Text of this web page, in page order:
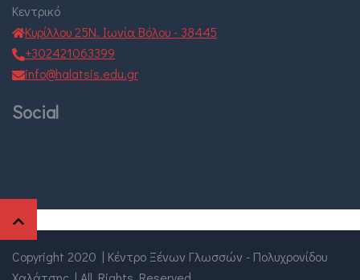
Κεντρικό
Κυρίλλου 25Ν. Ιωνία Βόλου - 38445
+302421063399
info@halatsis.edu.gr
Social
Copyright 2020 | Κέντρο Ξένων Γλωσσών - Πολυχρονίδου